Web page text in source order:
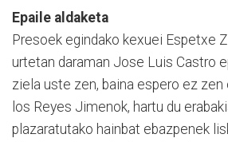
Epaile aldaketa
Presoek egindako kexuei Espetxe
urtetan daraman Jose Luis Castro
ziela uste zen, baina espero ez zen
los Reyes Jimenok, hartu du
plazaratutako hainbat ebazpenek